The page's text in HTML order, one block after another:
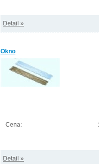
Detail »
Okno
Cena:
Detail »